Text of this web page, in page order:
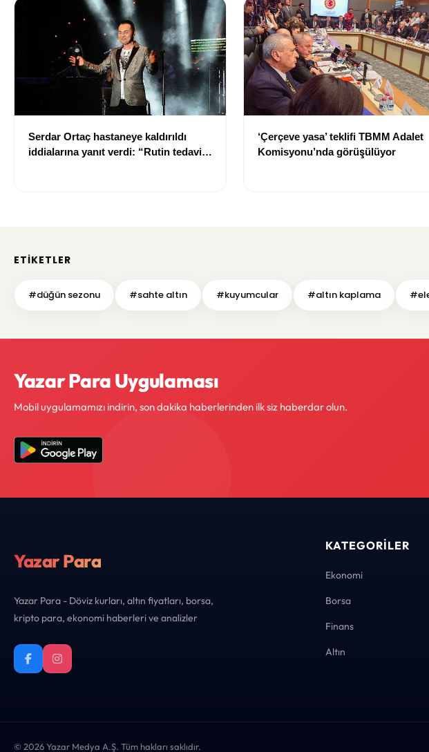
Serdar Ortaç hastaneye kaldırıldı
iddialarına yanıt verdi: “Rutin tedavim
‘Çerçeve yasa’ teklifi TBMM Adalet
Komisyonu’nda görüşülüyor
ETIKETLER
#düğün sezonu #sahte altın #kuyumcular #altın kaplama
Yazar Para Uygulaması
Mobil uygulamamızı indirin, son dakika haberlerinden ilk siz haberdar olun.
Yazar Para
Yazar Para - Döviz kurları, altın fiyatları, borsa,
kripto para, ekonomi haberleri ve analizler
KATEGORILER
Ekonomi
Borsa
Finans
Altın
© 2026 Yazar Medya A.Ş. Tüm hakları saklıdır.